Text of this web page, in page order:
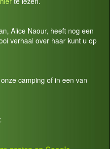
Alice Naour, heeft nog een
verhaal over haar kunt u op
camping of in een van